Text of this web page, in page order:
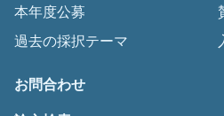
本年度公募
過去の採択テーマ
お問合わせ